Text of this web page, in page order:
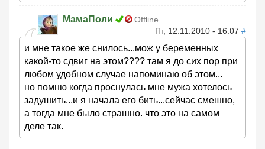
МамаПоли
Offline
Пт, 12.11.2010 - 16:07 #
и мне такое же снилось...мож у беременных
какой-то сдвиг на этом???? там я до сих пор при
любом удобном случае напоминаю об этом...
но помню когда проснулась мне мужа хотелось
задушить...и я начала его бить...сейчас смешно,
а тогда мне было страшно. что это на самом
деле так.